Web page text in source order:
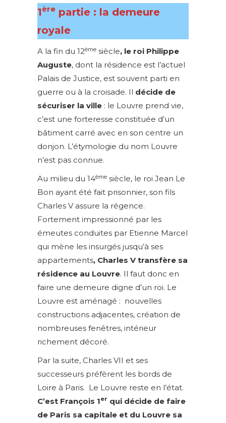
1ère partie : la demeure
royale
A la fin du 12ème siècle, le roi Philippe
Auguste, dont la résidence est l’actuel
Palais de Justice, est souvent parti en
guerre ou à la croisade. Il décide de
sécuriser la ville : le Louvre prend vie,
c’est une forteresse constituée d’un
bâtiment carré avec en son centre un
donjon. L’étymologie du nom Louvre
n’est pas connue.
Au milieu du 14ème siècle, le roi Jean Le
Bon ayant été fait prisonnier, son fils
Charles V assure la régence.
Fortement impressionné par les
émeutes conduites par Etienne Marcel
qui mène les insurgés jusqu’à ses
appartements, Charles V transfère sa
résidence au Louvre. Il faut donc en
faire une demeure digne d’un roi. Le
Louvre est aménagé : nouvelles
constructions adjacentes, création de
nombreuses fenêtres, intérieur
richement décoré.
Par la suite, Charles VII et ses
successeurs préfèrent les bords de
Loire à Paris. Le Louvre reste en l’état.
C’est François 1er qui décide de faire
de Paris sa capitale et du Louvre sa